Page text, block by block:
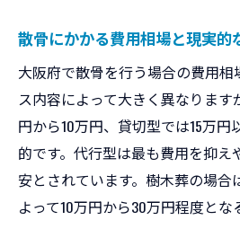
散骨にかかる費用相場と現実的
大阪府で散骨を行う場合の費用
ス内容によって大きく異なりま
円から10万円、貸切型では15万
的です。代行型は最も費用を抑え
安とされています。樹木葬の場合
よって10万円から30万円程度とな